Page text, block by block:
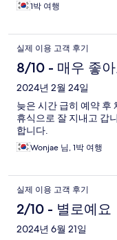
1박 여행
실제 이용 고객 후기
8/10 - 매우 좋
2024년 2월 24일
늦은 시간 급히 예약 후
휴식으로 잘 지내고 갑
합니다.
Wonjae 님, 1박 여행
실제 이용 고객 후기
2/10 - 별로예요
2024년 6월 21일